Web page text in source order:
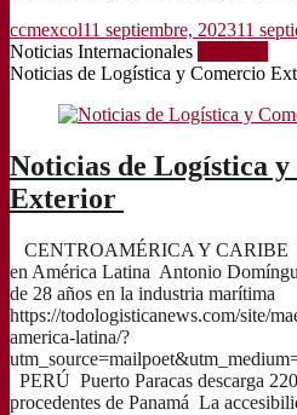
ccmexcol11 septiembre, 202311
Noticias Internacionales
Noticias de Logística y Comercio
Noticias de Logística
Exterior
CENTROAMÉRICA Y CARIBE
en América Latina Antonio
de 28 años en la industria marítima
https://todologisticanews.com/site/
america-latina/?
PERÚ Puerto Paracas descarga
procedentes de Panamá La